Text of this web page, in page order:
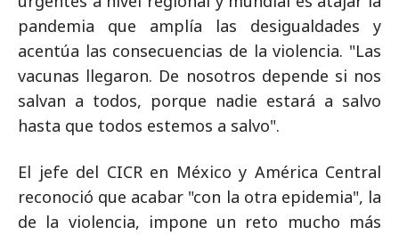
pandemia que amplía las desigualdades y
acentúa las consecuencias de la violencia. "Las
vacunas llegaron. De nosotros depende si nos
salvan a todos, porque nadie estará a salvo
hasta que todos estemos a salvo".
El jefe del CICR en México y América Central
reconoció que acabar "con la otra epidemia", la
de la violencia, impone un reto mucho más